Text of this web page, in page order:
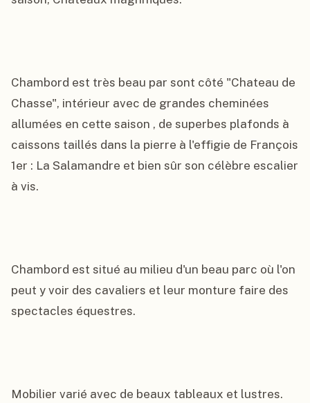
Chambord est très beau par sont côté "Chateau de
Chasse", intérieur avec de grandes cheminées
allumées en cette saison , de superbes plafonds à
caissons taillés dans la pierre à l'effigie de François
1er : La Salamandre et bien sûr son célèbre escalier
à vis.
Chambord est situé au milieu d'un beau parc où l'on
peut y voir des cavaliers et leur monture faire des
spectacles équestres.
Mobilier varié avec de beaux tableaux et lustres.